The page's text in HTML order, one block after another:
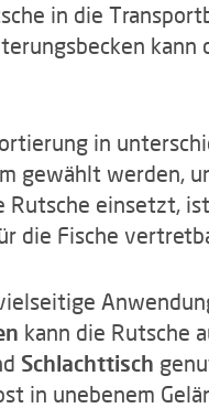
in die
kann
in
gewählt werden,
Rutsche einsetzt,
die Fische
kann die Rutsche
Schlachttisch
in unebenem